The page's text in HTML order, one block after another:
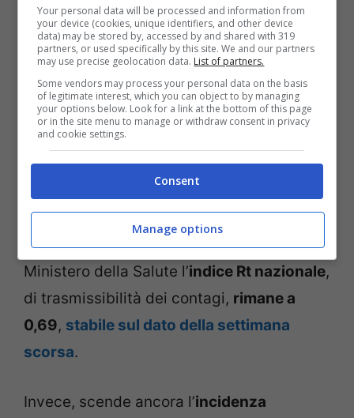
nominativi e recapiti dei clienti per 14
giorni, per consentire il tracciamento in
caso di necessità.
Dati dell’epidemia
Nel frattempo, continuano a migliorare i
di Covid in Italia. Dal
monitoraggio settimanale della Cabina di
regia dell’Istituto Superiore di Sanità e del
Ministero della Salute l’indice Rt nazionale,
di trasmissibilità dei contagi, rimane a
0,69, stabile sul dato della settimana
scorsa.
Invece, scende ancora l’incidenza
Your personal data will be processed and information from
your device (cookies, unique identifiers, and other device
data) may be stored by, accessed by and shared with 319
partners, or used specifically by this site. We and our partners
may use precise geolocation data. List of partners.
Some vendors may process your personal data on the basis
of legitimate interest, which you can object to by managing
your options below. Look for a link at the bottom of this page
or in the site menu to manage or withdraw consent in privacy
and cookie settings.
Consent
Manage options